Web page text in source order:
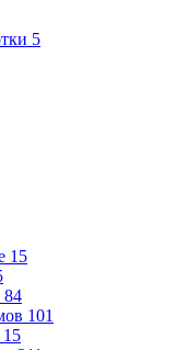
5
15
84
101
15